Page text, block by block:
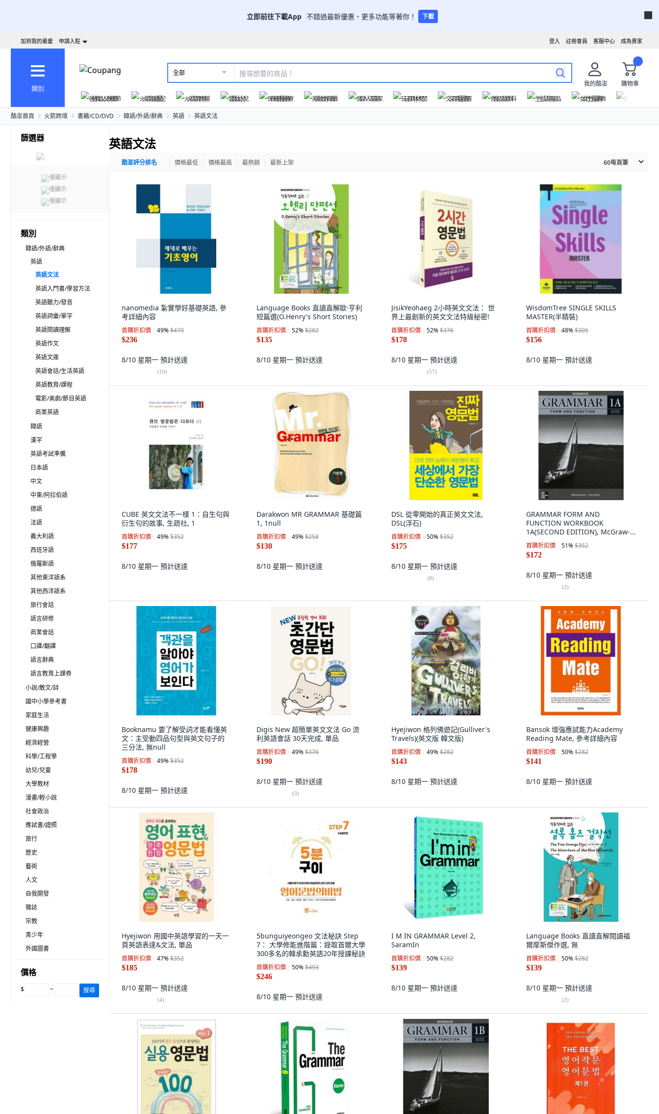
立即前往下載App 不錯過最新優惠、更多功能等著你！ 下載
成為賣家
客服中心
註冊會員
登入
加到我的最愛 申請入駐
類別
全部
我的酷澎
購物車
爸氣父親節
火箭速配 火箭跨境 嬰幼兒 保健醫療 美妝保養 個人清潔 玩具休閒 文具圖書 食品飲料 生活用品 女性服飾
酷澎首頁 火箭跨境 書籍/CD/DVD 韓語/外語/辭典 英語 英語文法
篩選器
僅顯示
僅顯示
僅顯示
類別
韓語/外語/辭典
英語
英語文法
英語入門書/學習方法
英語聽力/發音
英語詞彙/單字
英語閱讀理解
英語作文
英語文庫
英語會話/生活英語
英語教育/課程
電影/美劇/節目英語
商業英語
韓語
漢字
英語考試準備
日本語
中文
中東/阿拉伯語
德語
法語
義大利語
西班牙語
俄羅斯語
其他東洋語系
其他西洋語系
旅行會話
語言研修
商業會話
口譯/翻譯
語言辭典
語言教育上課券
小說/散文/詩
國中小學參考書
家庭生活
健康興趣
經濟經營
科學/工程學
幼兒/兒童
大學教材
漫畫/輕小說
社會政治
應試書/證照
旅行
歷史
藝術
人文
自我開發
雜誌
宗教
青少年
外國圖書
價格
$ ~ 搜尋
英語文法
酷澎評分排名 價格最低 價格最高 最熱銷 最新上架 60每頁筆
nanomedia 紮實學好基礎英語, 參
考詳細內容
首購折扣價 49%$470
$236
8/10 星期一 預計送達
(10)
Language Books 直讀直解歐·亨利
短篇選(O.Henry's Short Stories)
首購折扣價 52%$282
$135
8/10 星期一 預計送達
JisikYeohaeg 2小時英文文法： 世
界上最創新的英文文法特級秘密!
首購折扣價 52%$376
$178
8/10 星期一 預計送達
(57)
WisdomTree SINGLE SKILLS
MASTER(半精裝)
首購折扣價 48%$305
$156
8/10 星期一 預計送達
CUBE 英文文法不一樣 1：自生句與
衍生句的故事, 生疏社, 1
首購折扣價 49%$352
$177
8/10 星期一 預計送達
Darakwon MR GRAMMAR 基礎篇
1, 1null
首購折扣價 49%$258
$130
8/10 星期一 預計送達
DSL 從零開始的真正英文文法,
DSL(浮石)
首購折扣價 50%$352
$175
8/10 星期一 預計送達
(8)
GRAMMAR FORM AND
FUNCTION WORKBOOK
1A(SECOND EDITION), McGraw-
Hill
首購折扣價 51%$352
$172
8/10 星期一 預計送達
(2)
Booknamu 要了解受詞才能看懂英
文：主受動四品句型與英文句子的
三分法, 無null
首購折扣價 49%$352
$178
8/10 星期一 預計送達
Digis New 超簡單英文文法 Go 流
利英語會話 30天完成, 單品
首購折扣價 49%$376
$190
8/10 星期一 預計送達
(3)
Hyejiwon 格列佛遊記(Gulliver's
Travels)(英文版 韓文版)
首購折扣價 49%$282
$143
8/10 星期一 預計送達
Bansok 增強應試能力Academy
Reading Mate, 參考詳細內容
首購折扣價 50%$282
$141
8/10 星期一 預計送達
Hyejiwon 用國中英語學習的一天一
頁英語表達&文法, 單品
首購折扣價 47%$352
$185
8/10 星期一 預計送達
(4)
5bunguiyeongeo 文法秘訣 Step
7： 大學修能進階篇：錄取首爾大學
300多名的韓承勳英語20年授課秘訣
首購折扣價 50%$493
$246
8/10 星期一 預計送達
I M IN GRAMMAR Level 2,
SaramIn
首購折扣價 50%$282
$139
8/10 星期一 預計送達
Language Books 直讀直解閱讀福
爾摩斯傑作選, 無
首購折扣價 50%$282
$139
8/10 星期一 預計送達
(2)